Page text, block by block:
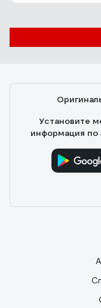
Установите
информация по